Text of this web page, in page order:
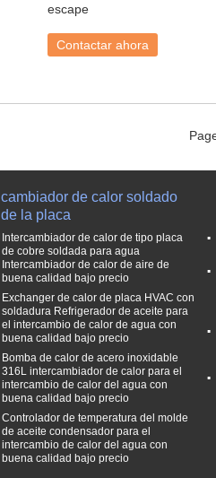
escape
Contactar ahora
cambiador de calor soldado
de la placa
Intercambiador de calor de tipo placa
de cobre soldada para agua
Intercambiador de calor de aire de
buena calidad bajo precio
Exchanger de calor de placa HVAC con
soldadura Refrigerador de aceite para
el intercambio de calor de agua con
buena calidad bajo precio
Bomba de calor de acero inoxidable
316L intercambiador de calor para el
intercambio de calor del agua con
buena calidad bajo precio
Controlador de temperatura del molde
de aceite condensador para el
intercambio de calor del agua con
buena calidad bajo precio